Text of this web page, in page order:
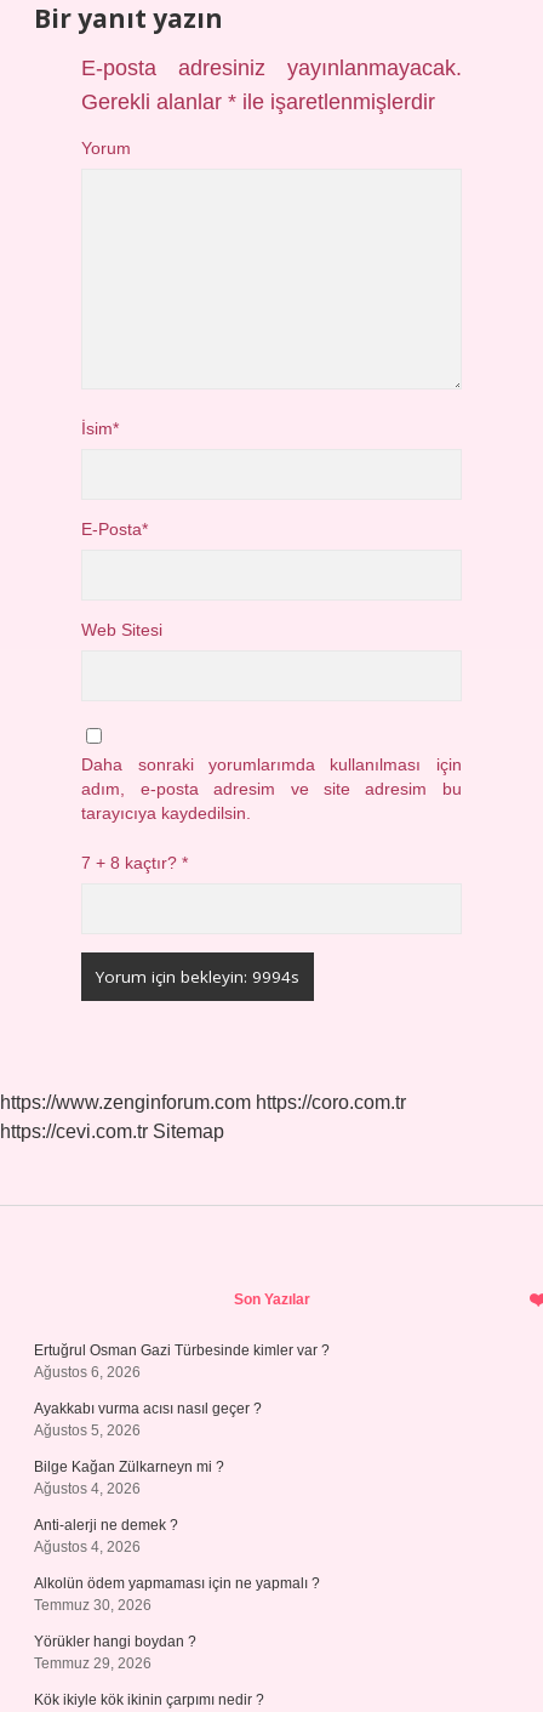
Bir yanıt yazın
E-posta adresiniz yayınlanmayacak.
Gerekli alanlar* ile işaretlenmişlerdir
Yorum
İsim*
E-Posta*
Web Sitesi
Daha sonraki yorumlarımda kullanılması için
adım, e-posta adresim ve site adresim bu
tarayıcıya kaydedilsin.
7 + 8 kaçtır?*
https://www.zenginforum.com https://coro.com.tr
https://cevi.com.tr Sitemap
Son Yazılar
Ertuğrul Osman Gazi Türbesinde kimler var ?
Ağustos 6, 2026
Ayakkabı vurma acısı nasıl geçer ?
Ağustos 5, 2026
Bilge Kağan Zülkarneyn mi ?
Ağustos 4, 2026
Anti-alerji ne demek ?
Ağustos 4, 2026
Alkolün ödem yapmaması için ne yapmalı ?
Temmuz 30, 2026
Yörükler hangi boydan ?
Temmuz 29, 2026
Kök ikiyle kök ikinin çarpımı nedir ?